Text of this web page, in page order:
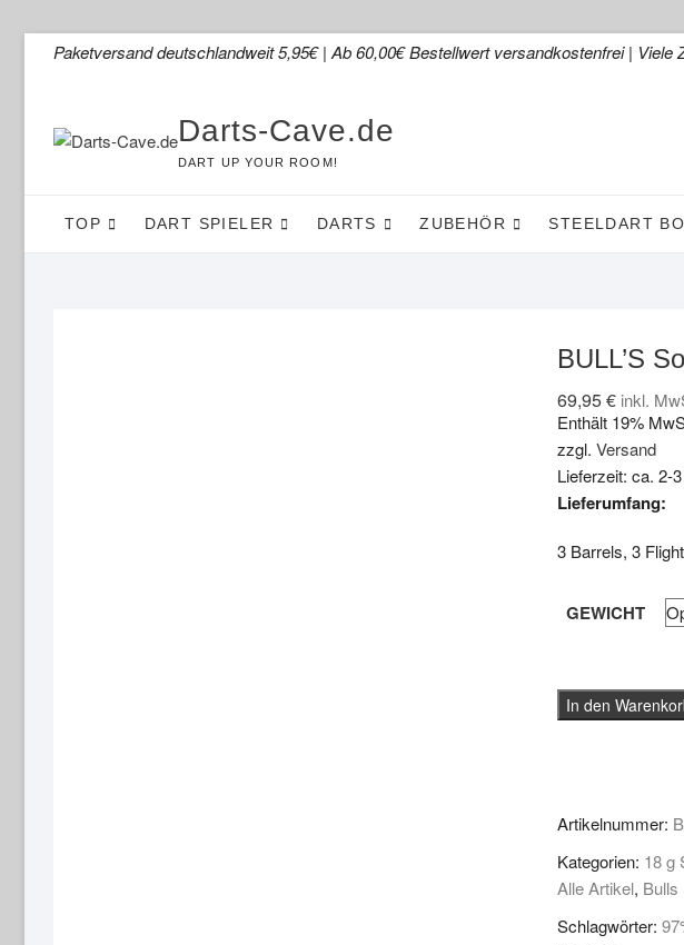
Paketversand deutschlandweit 5,95€ | Ab 60,00€ Bestellwert versandkostenfrei | Viele
Darts-Cave.de
DART UP YOUR ROOM!
TOP DART SPIELER DARTS ZUBEHÖR STEELDART
BULL’S
69,95€ inkl.
Enthält 19%
zzgl.Versand
Lieferzeit: ca. 2-
Lieferumfang:
3 Barrels, 3
GEWICHT
BULL'S
Softdarts
Menge
In den
Artikelnummer:
Kategorien: 18 g
Alle Artikel, Bulls
Schlagwörter: